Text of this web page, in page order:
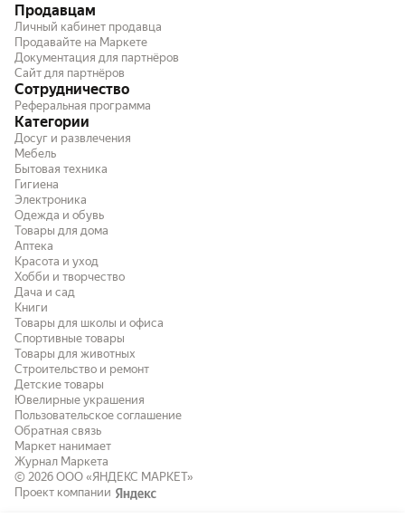
Продавцам
Личный кабинет продавца
Продавайте на Маркете
Документация для партнёров
Сайт для партнёров
Сотрудничество
Реферальная программа
Категории
Досуг и развлечения
Мебель
Бытовая техника
Гигиена
Электроника
Одежда и обувь
Товары для дома
Аптека
Красота и уход
Хобби и творчество
Дача и сад
Книги
Товары для школы и офиса
Спортивные товары
Товары для животных
Строительство и ремонт
Детские товары
Ювелирные украшения
Пользовательское соглашение
Обратная связь
Маркет нанимает
Журнал Маркета
© 2026 ООО «ЯНДЕКС МАРКЕТ»
Проект компании